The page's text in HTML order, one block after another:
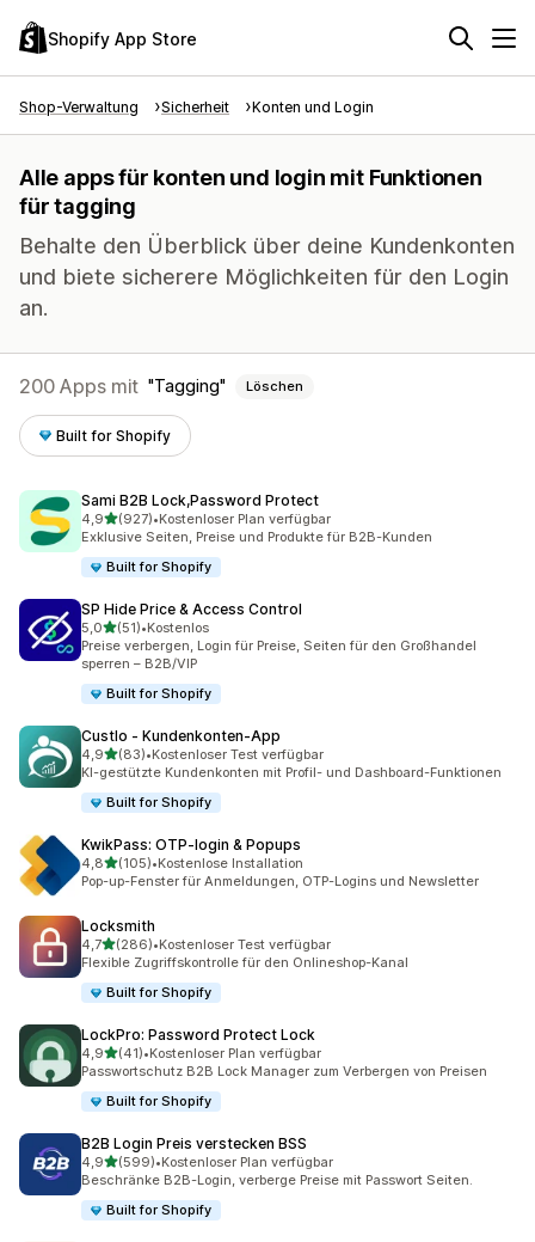
Shopify App Store
Shop-Verwaltung Sicherheit Konten und Login
Alle apps für konten und login mit Funktionen
für tagging
Behalte den Überblick über deine Kundenkonten
und biete sicherere Möglichkeiten für den Login
an.
200 Apps mit Tagging Löschen
Built for Shopify
Sami B2B Lock,Password Protect
4,9von 5 Sternen
(927)
927 Rezensionen insgesamt
•Kostenloser Plan verfügbar
Exklusive Seiten, Preise und Produkte für B2B-Kunden
Built for Shopify
SP Hide Price & Access Control
5,0von 5 Sternen
(51)
51 Rezensionen insgesamt
•Kostenlos
Preise verbergen, Login für Preise, Seiten für den Großhandel
sperren – B2B/VIP
Built for Shopify
Custlo ‑ Kundenkonten‑App
4,9von 5 Sternen
(83)
83 Rezensionen insgesamt
•Kostenloser Test verfügbar
KI-gestützte Kundenkonten mit Profil- und Dashboard-Funktionen
Built for Shopify
KwikPass: OTP‑login & Popups
4,8von 5 Sternen
(105)
105 Rezensionen insgesamt
•Kostenlose Installation
Pop-up-Fenster für Anmeldungen, OTP-Logins und Newsletter
Locksmith
4,7von 5 Sternen
(286)
286 Rezensionen insgesamt
•Kostenloser Test verfügbar
Flexible Zugriffskontrolle für den Onlineshop-Kanal
Built for Shopify
LockPro: Password Protect Lock
4,9von 5 Sternen
(41)
41 Rezensionen insgesamt
•Kostenloser Plan verfügbar
Passwortschutz B2B Lock Manager zum Verbergen von Preisen
Built for Shopify
B2B Login Preis verstecken BSS
4,9von 5 Sternen
(599)
599 Rezensionen insgesamt
•Kostenloser Plan verfügbar
Beschränke B2B-Login, verberge Preise mit Passwort Seiten.
Built for Shopify